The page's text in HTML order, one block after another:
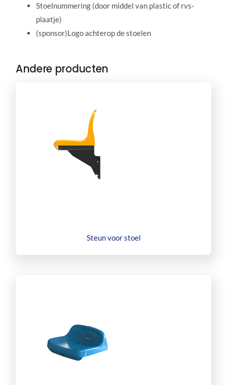
Stoelnummering (door middel van plastic of rvs-
plaatje)
(sponsor)Logo achterop de stoelen
Andere producten
Steun voor stoel